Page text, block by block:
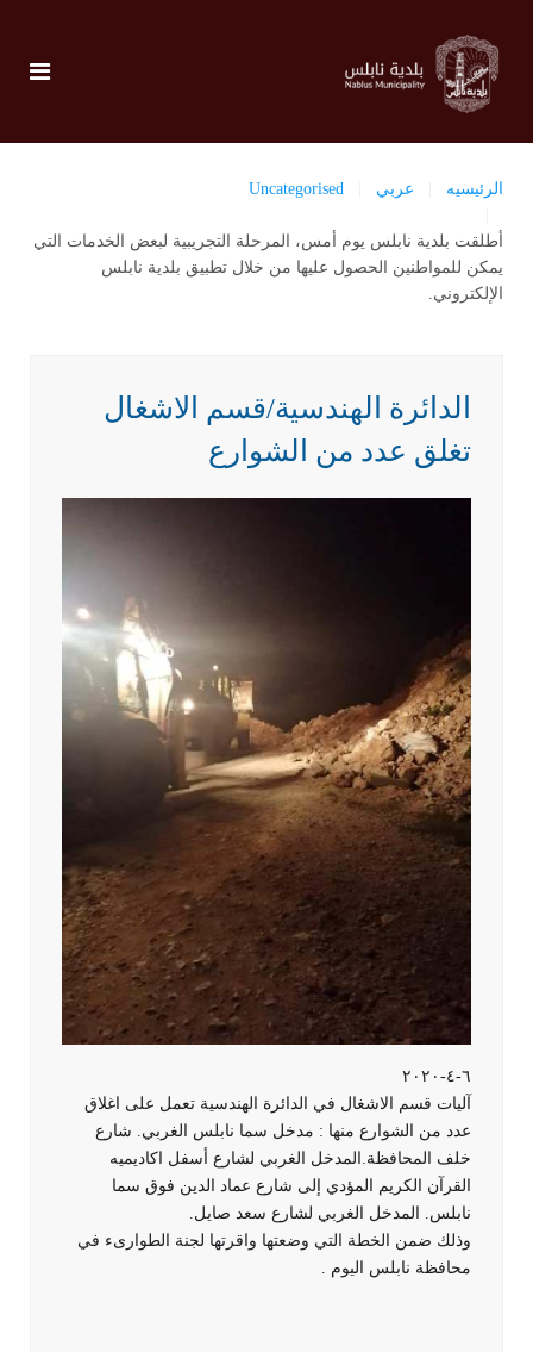
الرئيسيه عربي Uncategorised
أطلقت بلدية نابلس يوم أمس، المرحلة التجريبية لبعض الخدمات التي
يمكن للمواطنين الحصول عليها من خلال تطبيق بلدية نابلس
الإلكتروني.
الدائرة الهندسية/قسم الاشغال
تغلق عدد من الشوارع
٦-٤-٢٠٢٠
آليات قسم الاشغال في الدائرة الهندسية تعمل على اغلاق
عدد من الشوارع منها : مدخل سما نابلس الغربي. شارع
خلف المحافظة.المدخل الغربي لشارع أسفل اكاديميه
القرآن الكريم المؤدي إلى شارع عماد الدين فوق سما
نابلس. المدخل الغربي لشارع سعد صايل.
وذلك ضمن الخطة التي وضعتها واقرتها لجنة الطوارىء في
محافظة نابلس اليوم .